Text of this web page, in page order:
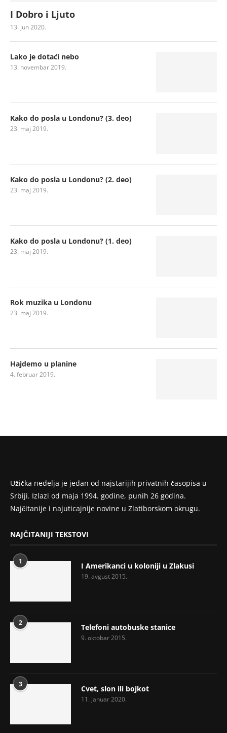
I Dobro i Ljuto
13. jun 2020.
Lako je dotaći nebo
13. novembar 2019.
Kako do posla u Londonu? (3. deo)
23. maj 2019.
Kako do posla u Londonu? (2. deo)
23. maj 2019.
Kako do posla u Londonu? (1. deo)
23. maj 2019.
Rok muzika u Londonu
23. maj 2019.
Hajdemo u planine
4. februar 2019.
Užička nedelja je jedan od najstarijih privatnih časopisa u
Srbiji. Izlazi od maja 1994. godine, punih 26 godina.
Najčitanije i najuticajnije novine u Zlatiborskom okrugu.
NAJČITANIJI TEKSTOVI
1 I Amerikanci u koloniji u Zlakusi
19. avgust 2015.
2 Telefoni autobuske stanice
9. oktobar 2015.
3 Cvet, slon ili bojkot
11. januar 2020.